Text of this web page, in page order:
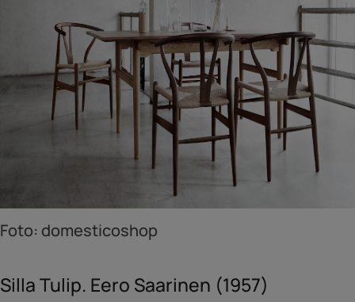
Foto: domesticoshop
Silla Tulip. Eero Saarinen (1957)